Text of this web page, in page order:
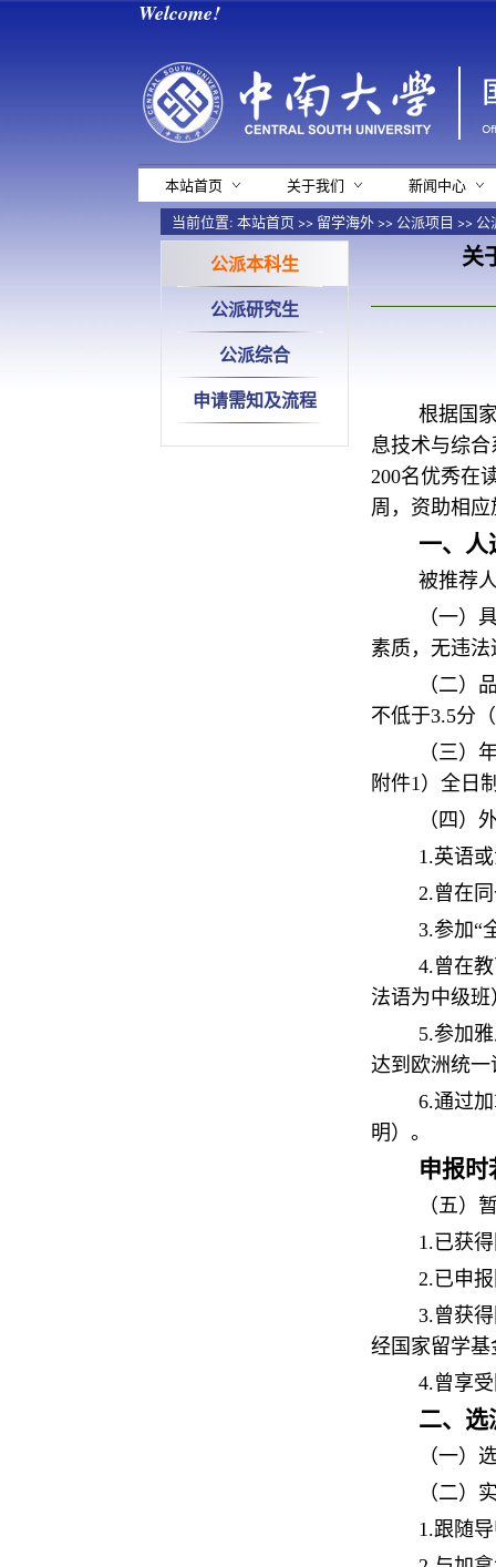
Welcome!
本站首页 关于我们
新闻中心
当前位置: 本站首页>> 留学海外>> 公派项目 >> 公
公派本科生
公派研究生
公派综合
申请需知及流程
关
根据国
息技术与综
200名优秀在
周，资助相
一、人
被推荐
（一）
素质，无违
（二）
不低于3.5分
（三）
附件1）全日
（四）
1.英语
2.曾在
3.参加“
4.曾在
法语为中级班
5.参加
达到欧洲统一
6.通过
明）。
申报
（五）
1.已获
2.已申
3.曾获
经国家留学
4.曾享
二、选
（一）
（二）
1.跟随